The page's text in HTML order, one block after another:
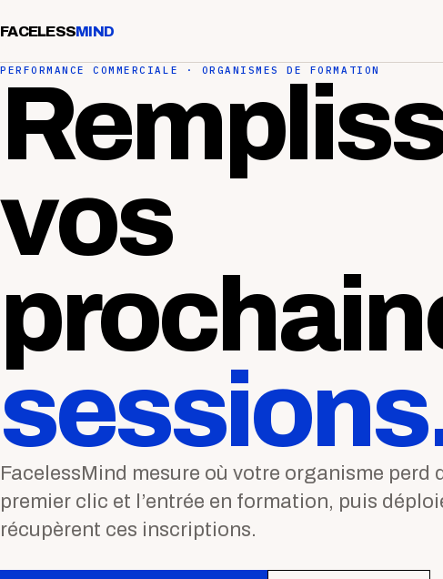
FACELESSMIND
PERFORMANCE COMMERCIALE · ORGANISMES DE FORMATION
vos
FacelessMind mesure où votre organisme perd
premier clic et l’entrée en formation, puis
récupèrent ces inscriptions.